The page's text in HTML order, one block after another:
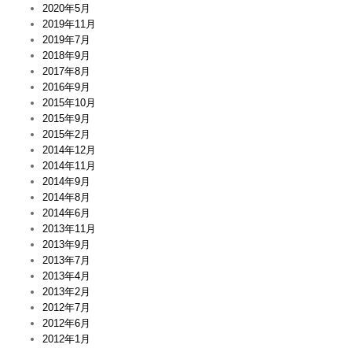
2020年5月
2019年11月
2019年7月
2018年9月
2017年8月
2016年9月
2015年10月
2015年9月
2015年2月
2014年12月
2014年11月
2014年9月
2014年8月
2014年6月
2013年11月
2013年9月
2013年7月
2013年4月
2013年2月
2012年7月
2012年6月
2012年1月